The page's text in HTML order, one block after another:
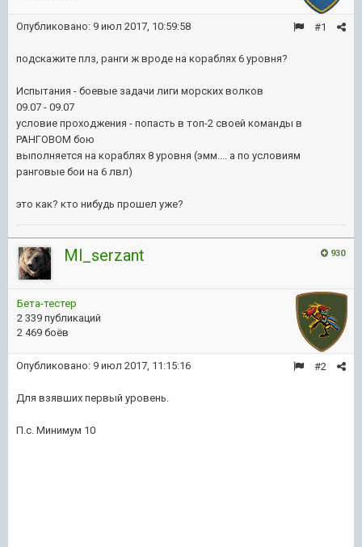
#1
Опубликовано: 9 июл 2017, 10:59:58
подскажите плз, ранги ж вроде на кораблях 6 уровня?
Испытания - боевые задачи лиги морских волков
09.07 - 09.07
условие проходжения - попасть в топ-2 своей команды в
РАНГОВОМ бою
выполняется на кораблях 8 уровня (эмм.... а по условиям
ранговые бои на 6 лвл)
это как? кто нибудь прошел уже?
930
Ml_serzant
Бета-тестер
2 339 публикаций
2 469 боёв
#2
Опубликовано: 9 июл 2017, 11:15:16
Для взявших первый уровень.
П.с. Минимум 10